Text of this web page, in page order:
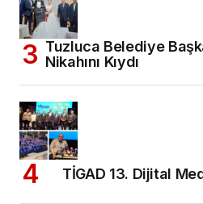
Tuzluca Belediye
Nikahını Kıydı
TİGAD 13. Dijital